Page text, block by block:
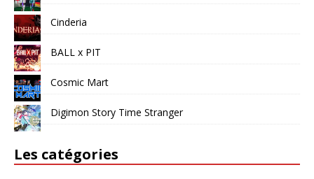
Cinderia
BALL x PIT
Cosmic Mart
Digimon Story Time Stranger
Les catégories